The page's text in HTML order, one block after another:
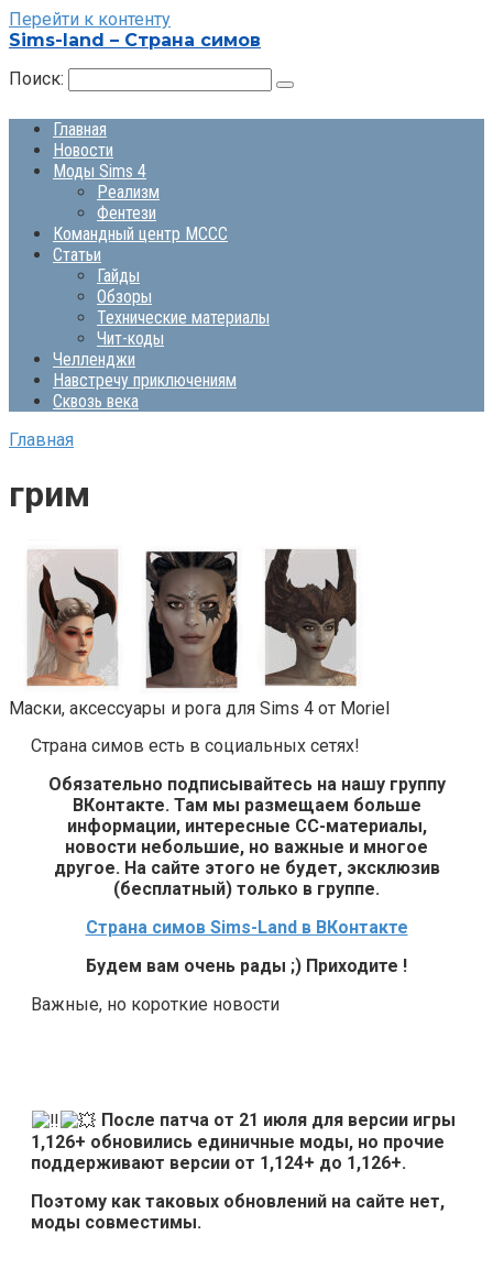
Перейти к контенту
Sims-land – Страна симов
Поиск:
Главная
Новости
Моды Sims 4
Реализм
Фентези
Командный центр MCCC
Статьи
Гайды
Обзоры
Технические материалы
Чит-коды
Челленджи
Навстречу приключениям
Сквозь века
Главная
грим
Маски, аксессуары и рога для Sims 4 от Moriel
Страна симов есть в социальных сетях!
Обязательно подписывайтесь на нашу группу
ВКонтакте. Там мы размещаем больше
информации, интересные СС-материалы,
новости небольшие, но важные и многое
другое. На сайте этого не будет, эксклюзив
(бесплатный) только в группе.
Страна симов Sims-Land в ВКонтакте
Будем вам очень рады ;) Приходите !
Важные, но короткие новости
После патча от 21 июля для версии игры
1,126+ обновились единичные моды, но прочие
поддерживают версии от 1,124+ до 1,126+.
Поэтому как таковых обновлений на сайте нет,
моды совместимы.